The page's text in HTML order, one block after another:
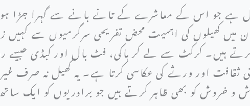
ہے جو اس کے معاشرے کے تانے بانے سے گہرا جڑا
میں کھیلوں کی اہمیت محض تفریحی سرگرمیوں سے کہیں
ہیں۔ کرکٹ سے لے کر ہاکی، فٹ بال اور کبڈی جیسے
ثقافت اور ورثے کی عکاسی کرتا ہے۔ یہ کھیل نہ صرف
و خروش کو بھی ظاہر کرتے ہیں جو برادریوں کو ایک